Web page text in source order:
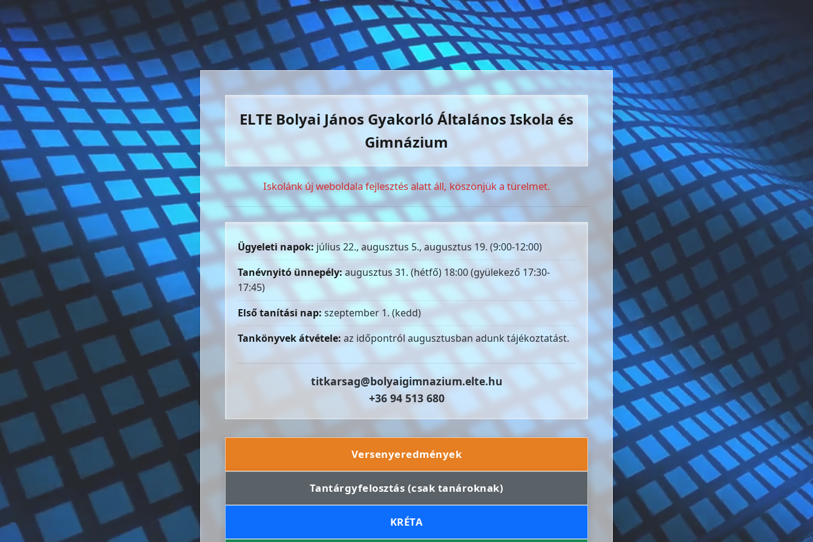
ELTE Bolyai János Gyakorló Általános Iskola és
Gimnázium
Iskolánk új weboldala fejlesztés alatt áll, köszönjük a türelmet.
Ügyeleti napok:július 22., augusztus 5., augusztus 19. (9:00-12:00)
Tanévnyitó ünnepély:augusztus 31. (hétfő) 18:00 (gyülekező 17:30-
17:45)
Első tanítási nap:szeptember 1. (kedd)
Tankönyvek átvétele: az időpontról augusztusban adunk tájékoztatást.
titkarsag@bolyaigimnazium.elte.hu
+36 94 513 680
Versenyeredmények
Tantárgyfelosztás (csak tanároknak)
KRÉTA